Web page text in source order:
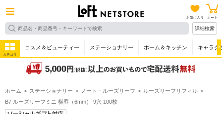
お気に入り カート
詳細検索
カテゴリ
コスメ＆ビューティー ステーショナリー ホーム＆キッチン キャラク
ホーム ステーショナリー ノート・ルーズリーフ
ルーズリーフリフィル
B7 ルーズリーフミニ 横罫（6mm） 9穴 100枚